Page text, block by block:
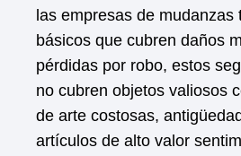
las empresas de mudanzas
básicos que cubren daños
pérdidas por robo, estos
no cubren objetos valiosos
de arte costosas,
artículos de alto valor